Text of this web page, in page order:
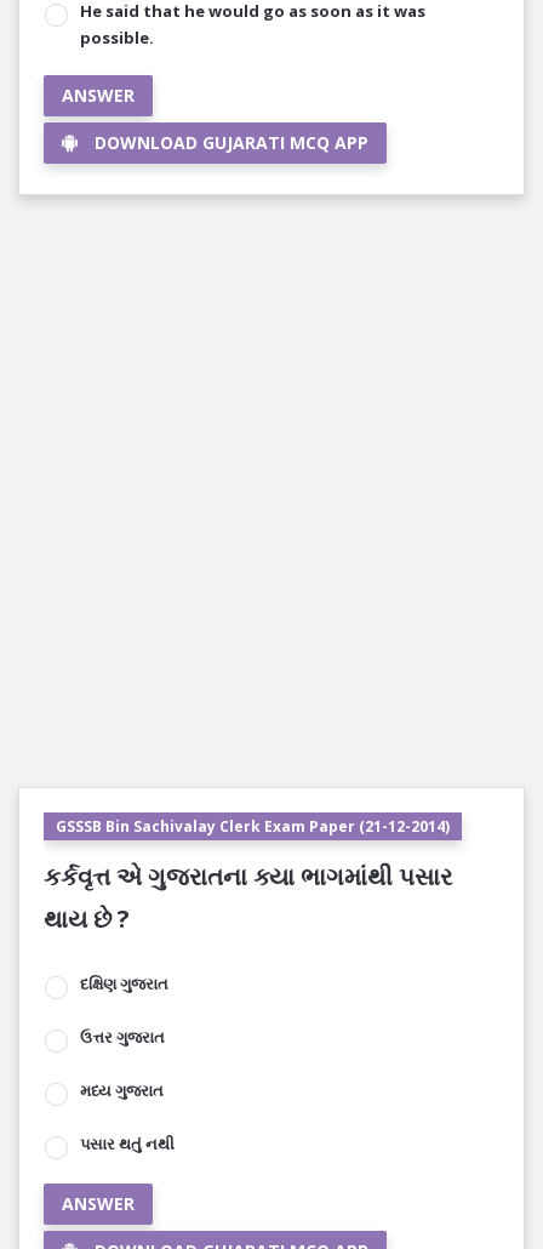
He said that he would go as soon as it was
possible.
ANSWER
DOWNLOAD GUJARATI MCQ APP
GSSSB Bin Sachivalay Clerk Exam Paper (21-12-2014)
કર્કવૃત્ત એ ગુજરાતના ક્યા ભાગમાંથી પસાર
થાય છે ?
દક્ષિણ ગુજરાત
ઉત્તર ગુજરાત
મધ્ય ગુજરાત
પસાર થતું નથી
ANSWER